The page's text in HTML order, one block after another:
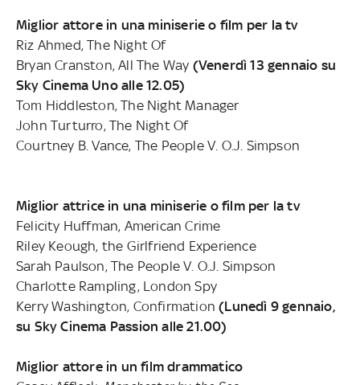
Miglior attore in una miniserie o film per la tv
Riz Ahmed, The Night Of
Bryan Cranston, All The Way (Venerdì 13 gennaio su
Sky Cinema Uno alle 12.05)
Tom Hiddleston, The Night Manager
John Turturro, The Night Of
Courtney B. Vance, The People V. O.J. Simpson
Miglior attrice in una miniserie o film per la tv
Felicity Huffman, American Crime
Riley Keough, the Girlfriend Experience
Sarah Paulson, The People V. O.J. Simpson
Charlotte Rampling, London Spy
Kerry Washington, Confirmation(Lunedì 9 gennaio,
su Sky Cinema Passion alle 21.00)
Miglior attore in un film drammatico